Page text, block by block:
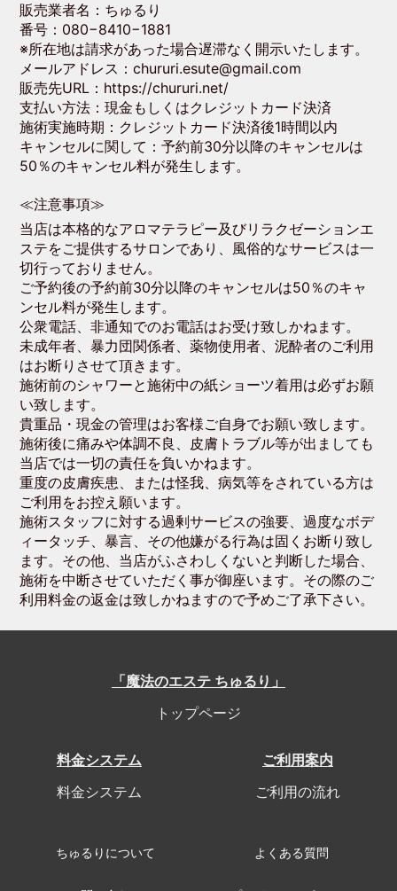
販売業者名：ちゅるり
番号：080−8410−1881
※所在地は請求があった場合遅滞なく開示いたします。
メールアドレス：chururi.esute@gmail.com
販売先URL：https://chururi.net/
支払い方法：現金もしくはクレジットカード決済
施術実施時期：クレジットカード決済後1時間以内
キャンセルに関して：予約前30分以降のキャンセルは
50％のキャンセル料が発生します。
≪注意事項≫
当店は本格的なアロマテラピー及びリラクゼーションエ
ステをご提供するサロンであり、風俗的なサービスは一
切行っておりません。
ご予約後の予約前30分以降のキャンセルは50％のキャ
ンセル料が発生します。
公衆電話、非通知でのお電話はお受け致しかねます。
未成年者、暴力団関係者、薬物使用者、泥酔者のご利用
はお断りさせて頂きます。
施術前のシャワーと施術中の紙ショーツ着用は必ずお願
い致します。
貴重品・現金の管理はお客様ご自身でお願い致します。
施術後に痛みや体調不良、皮膚トラブル等が出ましても
当店では一切の責任を負いかねます。
重度の皮膚疾患、または怪我、病気等をされている方は
ご利用をお控え願います。
施術スタッフに対する過剰サービスの強要、過度なボデ
ィータッチ、暴言、その他嫌がる行為は固くお断り致し
ます。その他、当店がふさわしくないと判断した場合、
施術を中断させていただく事が御座います。その際のご
利用料金の返金は致しかねますので予めご了承下さい。
「魔法のエステ ちゅるり」
トップページ
料金システム
料金システム
ご利用案内
ご利用の流れ
ちゅるりについて よくある質問